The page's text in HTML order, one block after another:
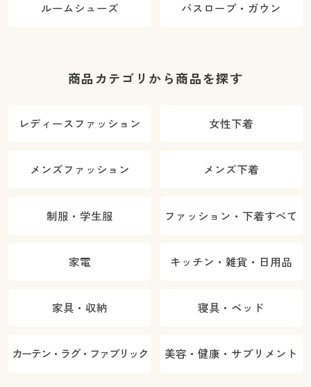
ルームシューズ バスローブ・ガウン
商品カテゴリから商品を探す
レディースファッション 女性下着
メンズファッション メンズ下着
制服・学生服 ファッション・下着すべて
家電 キッチン・雑貨・日用品
家具・収納 寝具・ベッド
カーテン・ラグ・ファブリック 美容・健康・サプリメント